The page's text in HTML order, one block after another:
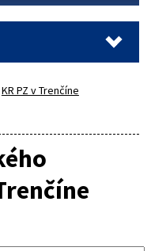
KR PZ v Trenčíne